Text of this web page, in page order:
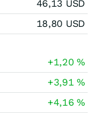
46,13 USD
18,80 USD
+1,20%
+3,91%
+4,16%